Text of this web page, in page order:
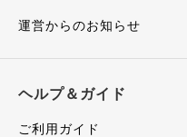
運営からのお知らせ
ヘルプ＆ガイド
ご利用ガイド